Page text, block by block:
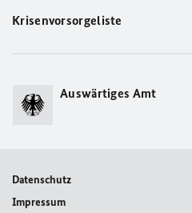
Krisenvorsorgeliste
Auswärtiges Amt
Datenschutz
Impressum